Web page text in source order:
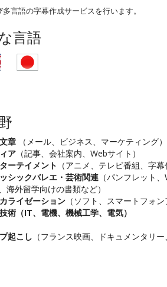
言語の字幕作成サービスを行います。
言語
章 （メール、ビジネス、マーケティング）
ア （記事、会社案内、Webサイト）
ーテイメント （アニメ、テレビ番組、字幕
シックバレエ・芸術関連 （パンフレット
海外留学向けの書類など）
ライゼーション （ソフト、スマートフォン
術（IT、電機、機械工学、電気）
起こし （フランス映画、ドキュメンタリー